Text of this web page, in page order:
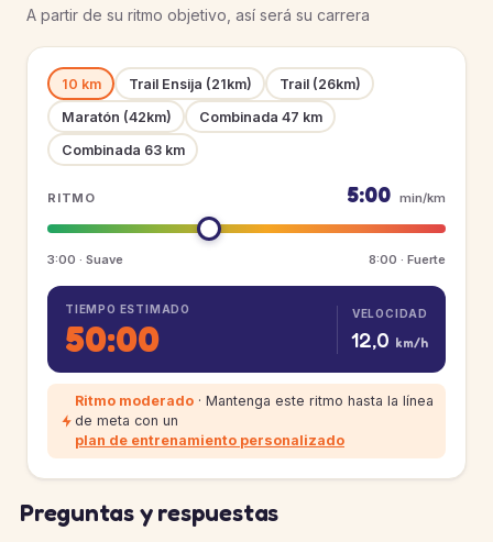
A partir de su ritmo objetivo, así será su carrera
10 km Trail Ensija (21km)
Trail (26km)
Maratón (42km)
Combinada 47 km
Combinada 63 km
RITMO 5:00 min/km
3:00 · Suave 8:00 · Fuerte
TIEMPO ESTIMADO
50:00
VELOCIDAD
12,0 km/h
Ritmo moderado · Mantenga este ritmo hasta la línea
de meta con un
plan de entrenamiento personalizado
Preguntas y respuestas